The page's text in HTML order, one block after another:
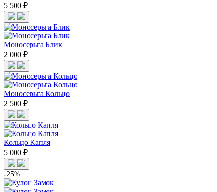
5 500 ₽
Моносерьга Блик
2 000 ₽
Моносерьга Кольцо
2 500 ₽
Кольцо Капля
5 000 ₽
-25%